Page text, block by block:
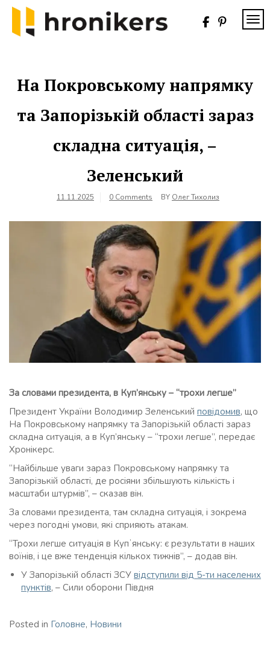
Skip
content
На Покровському напрямку
та Запорізькій області зараз
складна ситуація, –
Зеленський
11.11.2025 0 Comments BY Олег Тихолиз
За словами президента, в Куп’янську – “трохи легше”
Президент України Володимир Зеленський повідомив, що
На Покровському напрямку та Запорізькій області зараз
складна ситуація, а в Куп’янську – “трохи легше”, передає
Хронікерс.
“Найбільше уваги зараз Покровському напрямку та
Запорізькій області, де росіяни збільшують кількість і
масштаби штурмів”, – сказав він.
За словами президента, там складна ситуація, і зокрема
через погодні умови, які сприяють атакам.
“Трохи легше ситуація в Купʼянську: є результати в наших
воїнів, і це вже тенденція кількох тижнів”, – додав він.
У Запорізькій області ЗСУ відступили від 5-ти населених
пунктів, – Сили оборони Півдня
Posted in Головне, Новини